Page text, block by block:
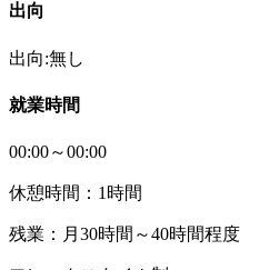
出向
出向:無し
就業時間
00:00～00:00
休憩時間：1時間
残業：月30時間～40時間程度